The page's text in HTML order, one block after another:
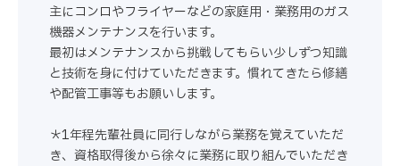
主にコンロやフライヤーなどの家庭用・業務用のガス
機器メンテナンスを行います。
最初はメンテナンスから挑戦してもらい少しずつ知識
と技術を身に付けていただきます。慣れてきたら修繕
や配管工事等もお願いします。
＊1年程先輩社員に同行しながら業務を覚えていただ
き、資格取得後から徐々に業務に取り組んでいただき